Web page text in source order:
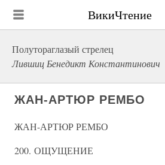
ВикиЧтение
Полутораглазый стрелец
Лившиц Бенедикт Константинович
ЖАН-АРТЮР РЕМБО
ЖАН-АРТЮР РЕМБО
200. ОЩУЩЕНИЕ